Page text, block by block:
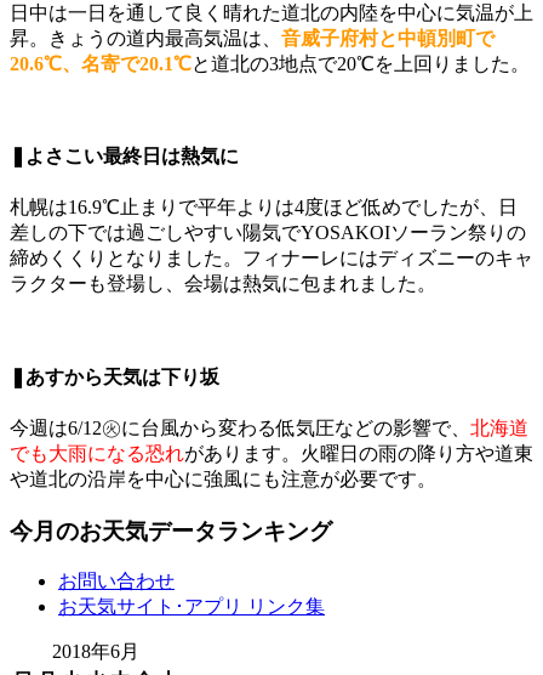
日中は一日を通して良く晴れた道北の内陸を中心に気温が上
昇。きょうの道内最高気温は、 音威子府村と中頓別町で
20.6℃、名寄で20.1℃と道北の3地点で20℃を上回りました。
❚よさこい最終日は熱気に
札幌は16.9℃止まりで平年よりは4度ほど低めでしたが、日
差しの下では過ごしやすい陽気でYOSAKOIソーラン祭りの
締めくくりとなりました。フィナーレにはディズニーのキャ
ラクターも登場し、会場は熱気に包まれました。
❚あすから天気は下り坂
今週は6/12㊋に台風から変わる低気圧などの影響で、 北海道
でも大雨になる恐れがあります。火曜日の雨の降り方や道東
や道北の沿岸を中心に強風にも注意が必要です。
今月のお天気データランキング
お問い合わせ
お天気サイト･アプリ リンク集
2018年6月